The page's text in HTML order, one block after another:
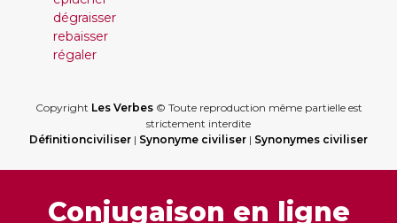
dégraisser
rebaisser
régaler
Copyright Les Verbes© Toute reproduction même partielle est
strictement interdite
Définitionciviliser | Synonyme civiliser | Synonymes civiliser
Conjugaison en ligne